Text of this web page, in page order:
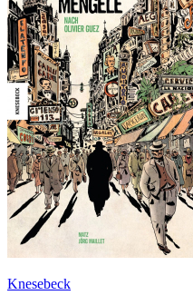
Knesebeck